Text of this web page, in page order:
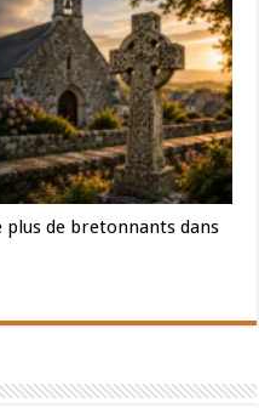
plus de bretonnants dans